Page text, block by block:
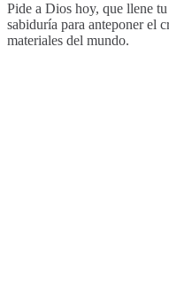
Pide a Dios hoy, que llene
sabiduría para anteponer el
materiales del mundo.